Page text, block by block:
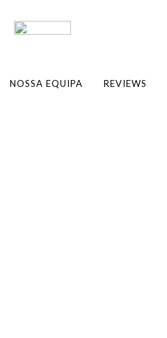
NOSSA EQUIPA REVIEWS